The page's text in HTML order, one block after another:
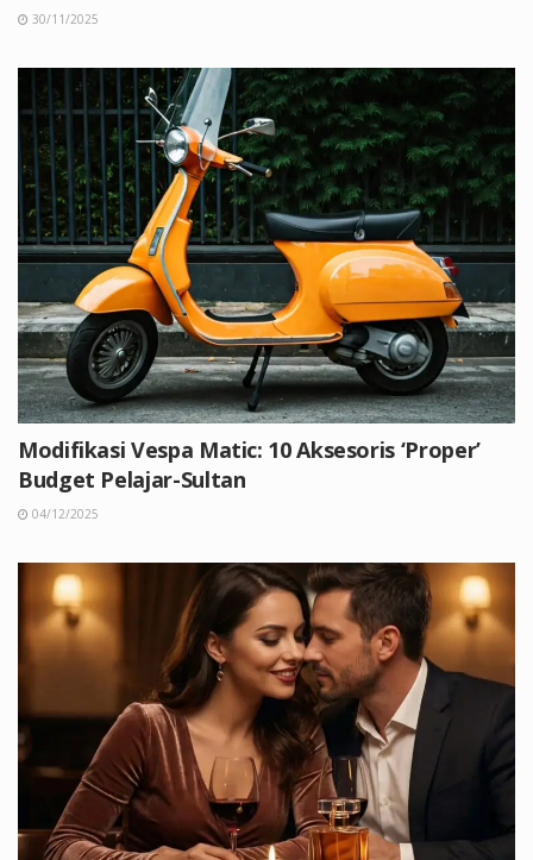
30/11/2025
Modifikasi Vespa Matic: 10 Aksesoris ‘Proper’
Budget Pelajar-Sultan
04/12/2025